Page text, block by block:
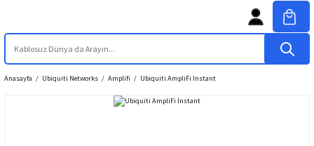
Anasayfa Ubiquiti Networks Amplifi Ubiquiti AmpliFi Instant